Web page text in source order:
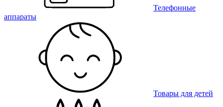
Телефонные
аппараты
Товары для детей